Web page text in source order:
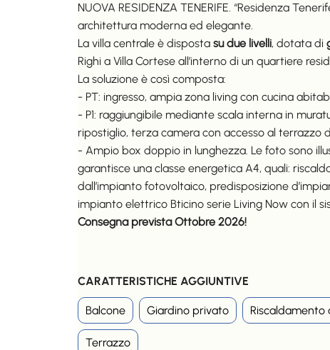
NUOVA RESIDENZA TENERIFE. “Residenza
architettura moderna ed elegante.
La villa centrale è dispostasu due livelli, dotata di
Righi a Villa Cortese all’interno di un quartiere
La soluzione è così composta:
- PT: ingresso, ampia zona living con cucina
- P1: raggiungibile mediante scala interna in
ripostiglio, terza camera con accesso al terrazzo
- Ampio box doppio in lunghezza. Le foto sono
garantisce una classe energetica A4, quali:
dall’impianto fotovoltaico, predisposizione
impianto elettrico Bticino serie Living Now con il
Consegna prevista Ottobre 2026!
CARATTERISTICHE AGGIUNTIVE
Balcone Giardino privato
Terrazzo